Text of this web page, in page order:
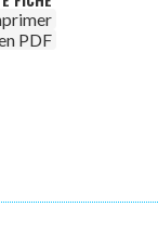
PDF